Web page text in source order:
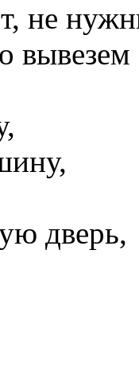
не
дверь,